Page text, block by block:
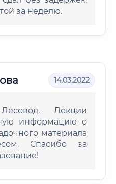
за неделю.
14.03.2022
Лекции
информацию о
материала
Спасибо за